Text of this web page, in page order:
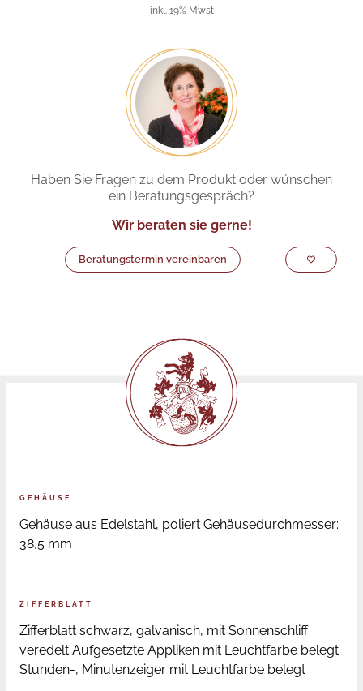
inkl. 19% Mwst
Haben Sie Fragen zu dem Produkt oder wünschen
ein Beratungsgespräch?
Wir beraten sie gerne!
Beratungstermin vereinbaren
GEHÄUSE
Gehäuse aus Edelstahl, poliert Gehäusedurchmesser:
38,5 mm
ZIFFERBLATT
Zifferblatt schwarz, galvanisch, mit Sonnenschliff
veredelt Aufgesetzte Appliken mit Leuchtfarbe belegt
Stunden-, Minutenzeiger mit Leuchtfarbe belegt